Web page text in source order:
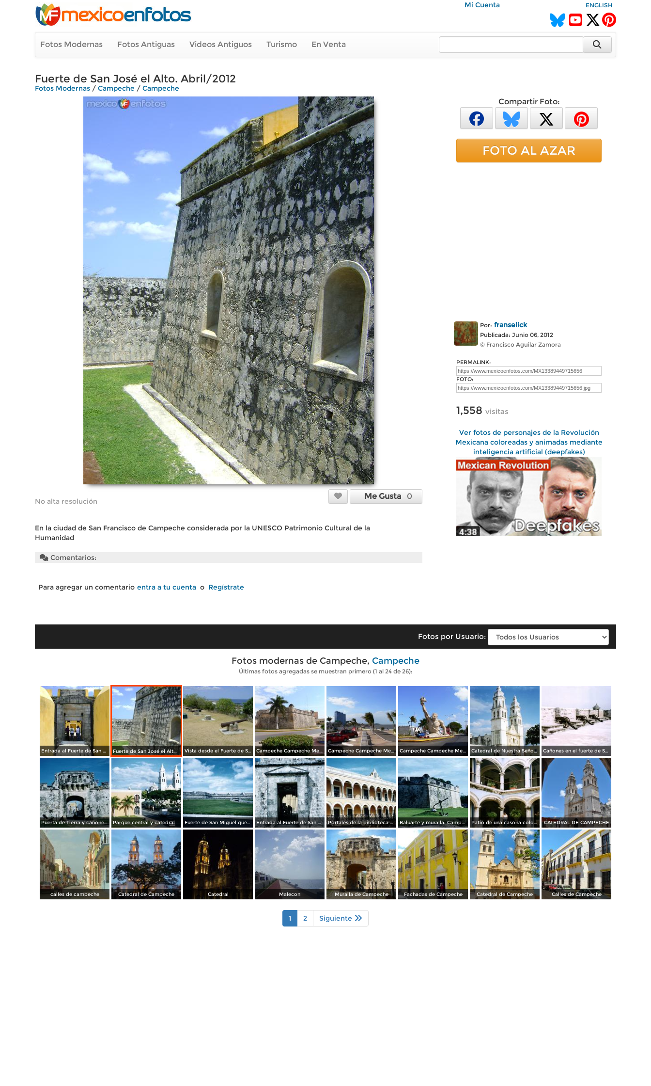
Mi Cuenta ENGLISH
Fotos Modernas Fotos Antiguas Videos Antiguos Turismo En Venta
Fuerte de San José el Alto. Abril/2012
Fotos Modernas / Campeche / Campeche
No alta resolución
Me Gusta 0
En la ciudad de San Francisco de Campeche considerada por la UNESCO Patrimonio Cultural de la
Humanidad
Comentarios:
Para agregar un comentario entra a tu cuenta o Regístrate
Compartir Foto:
FOTO AL AZAR
Por: franselick
Publicada: Junio 06, 2012
© Francisco Aguilar Zamora
PERMALINK:
FOTO:
1,558 visitas
Ver fotos de personajes de la Revolución
Mexicana coloreadas y animadas mediante
inteligencia artificial (deepfakes)
Fotos por Usuario:
Fotos modernas de Campeche, Campeche
Últimas fotos agregadas se muestran primero (1 al 24 de 26):
Entrada al Fuerte de San José el Alto. Abril/2012 Fuerte de San José el Alto. Abril/2012 Vista desde el Fuerte de San José el Alto. Abril/2012 Campeche Campeche Mexico MAVIPOL Campeche Campeche Mexico MAVIPOL Campeche Campeche Mexico MAVIPOL Catedral de Nuestra Señora de la Inmaculada Concepción, siglo XVII. Campeche, Campeche. 2005 Cañones en el fuerte de San Miguel. Campeche, Campeche. 2008
Puerta de Tierra y cañones del siglo XVIII. Campeche, Campeche. 2004 Parque central y catedral de Nuestra Señora de la Inmaculada Concepción. Campeche, Campeche. 2004 Fuerte de San Miguel que alberga el Museo de la Cultura Maya. Campeche, Campeche. 2004 Entrada al Fuerte de San Miguel, siglo XVIII. Campeche, Campeche. 2004 Portales de la biblioteca del estado. Campeche, Campeche. 2004 Baluarte y muralla. Campeche, Campeche. 2004 Patio de una casona colonial, hoy The Italian Coffee Company. Campeche, Campeche CATEDRAL DE CAMPECHE
calles de campeche Catedral de Campeche Catedral Malecon Muralla de Campeche Fachadas de Campeche Catedral de Campeche Calles de Campeche
1 2 Siguiente